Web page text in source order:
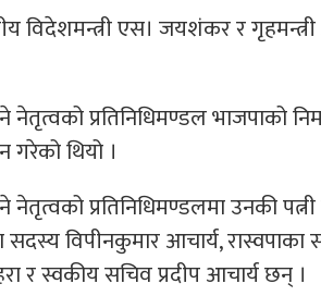
विदेशमन्त्री एस। जयशंकर र
नेतृत्वको प्रतिनिधिमण्डल भाजपाको
गरेको थियो ।
प्रतिनिधिमण्डलमा उनकी
सदस्य विपीनकुमार आचार्य,
र स्वकीय सचिव प्रदीप आचार्य छन् ।